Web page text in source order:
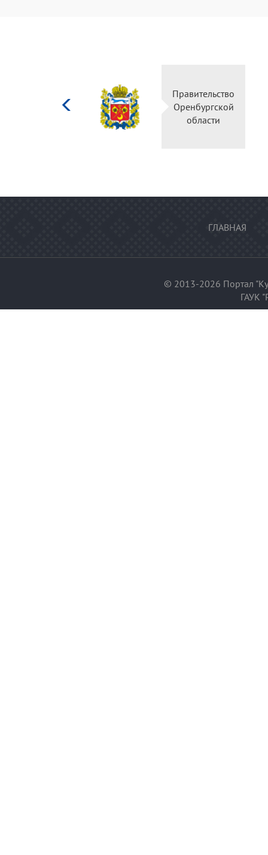
Правительство
Оренбургской
области
ГЛАВНАЯ
© 2013-2026 Портал
ГАУК